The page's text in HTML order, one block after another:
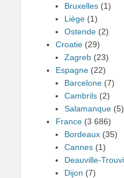
Bruxelles (1)
Liège (1)
Ostende (2)
Croatie (29)
Zagreb (23)
Espagne (22)
Barcelone (7)
Cambrils (2)
Salamanque (5)
France (3 686)
Bordeaux (35)
Cannes (1)
Deauville-
Dijon (7)